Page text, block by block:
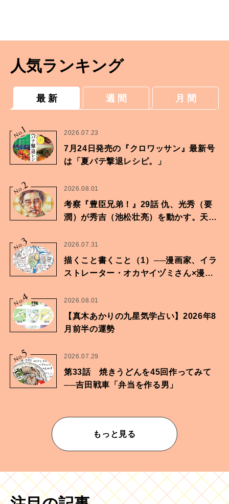
人気ランキング
最 新 週 間 月 間
No.
1 2026.07.23
7月24日発売の『クロワッサン』最新号
は「夏バテ撃退レシピ。」
No.2 2026.08.01
考察『豊臣兄弟！』29話 仇、光秀（要
潤）が秀吉（池松壮亮）を動かす。天下
No.
3 2026.07.31
描くこと書くこと（1）──漫画家、イラ
ストレーター・オカヤイヅミさん×漫画
No.
4 2026.08.01
【真木あかりの九星気学占い】2026年8
月前半の運勢
No.
5 2026.07.29
第33話 焼きうどんを45回作ってみて
──吉田戦車「弁当を作る男」
もっと見る